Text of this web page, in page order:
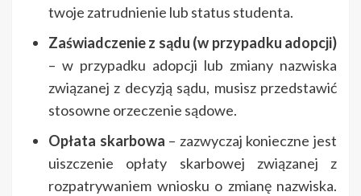
twoje zatrudnienie lub status studenta.
Zaświadczenie z sądu (w przypadku adopcji)
– w przypadku adopcji lub zmiany nazwiska
związanej z decyzją sądu, musisz przedstawić
stosowne orzeczenie sądowe.
Opłata skarbowa – zazwyczaj konieczne jest
uiszczenie opłaty skarbowej związanej z
rozpatrywaniem wniosku o zmianę nazwiska.